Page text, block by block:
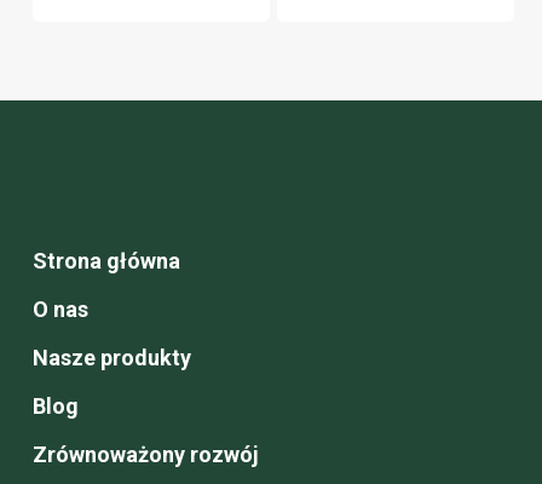
Strona główna
O nas
Nasze produkty
Blog
Zrównoważony rozwój